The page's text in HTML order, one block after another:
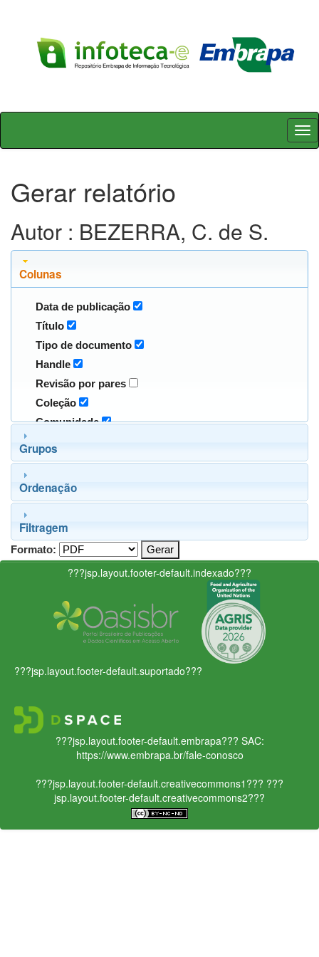
Skip
Gerar relatório
Autor : BEZERRA, C. de S.
Colunas
Data de publicação
Título
Tipo de documento
Handle
Revisão por pares
Coleção
Comunidade
Grupos
Ordenação
Filtragem
Formato:
???jsp.layout.footer-default.indexado???
???jsp.layout.footer-default.suportado???
???jsp.layout.footer-default.embrapa??? SAC:
https://www.embrapa.br/fale-conosco
???jsp.layout.footer-default.creativecommons1??? ???
jsp.layout.footer-default.creativecommons2???